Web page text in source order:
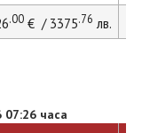
.00€ / 3375.76 лв.
07:26 часа